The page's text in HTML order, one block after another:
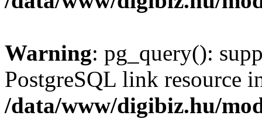
Warning: pg_query():
PostgreSQL link resource
/data/www/digibiz.hu/